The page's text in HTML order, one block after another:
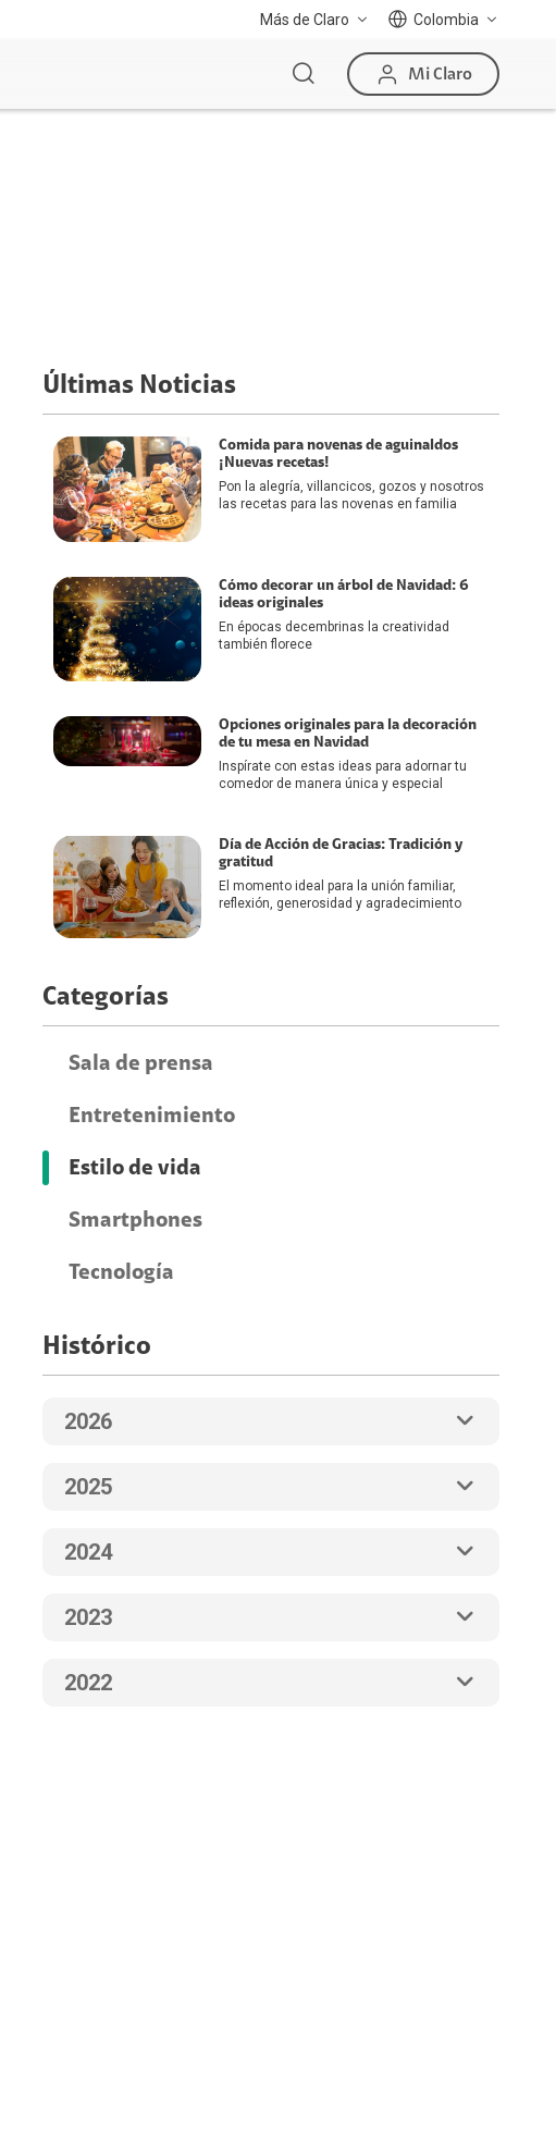
Más de Claro Colombia
Mi Claro
Últimas Noticias
Comida para novenas de aguinaldos
¡Nuevas recetas!
Pon la alegría, villancicos, gozos y nosotros
las recetas para las novenas en familia
Cómo decorar un árbol de Navidad: 6
ideas originales
En épocas decembrinas la creatividad
también florece
Opciones originales para la decoración
de tu mesa en Navidad
Inspírate con estas ideas para adornar tu
comedor de manera única y especial
Día de Acción de Gracias: Tradición y
gratitud
El momento ideal para la unión familiar,
reflexión, generosidad y agradecimiento
Categorías
Sala de prensa
Entretenimiento
Estilo de vida
Smartphones
Tecnología
Histórico
2026
2025
2024
2023
2022